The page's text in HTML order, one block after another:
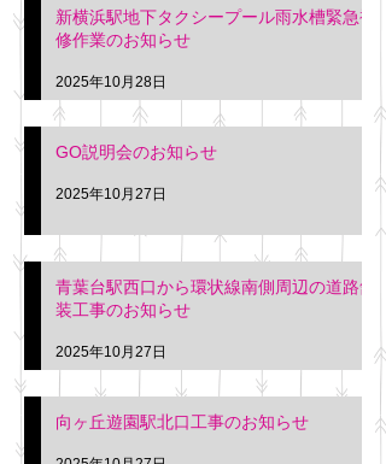
新横浜駅地下タクシープール雨水槽緊急補
修作業のお知らせ
2025年10月28日
GO説明会のお知らせ
2025年10月27日
青葉台駅西口から環状線南側周辺の道路舗
装工事のお知らせ
2025年10月27日
向ヶ丘遊園駅北口工事のお知らせ